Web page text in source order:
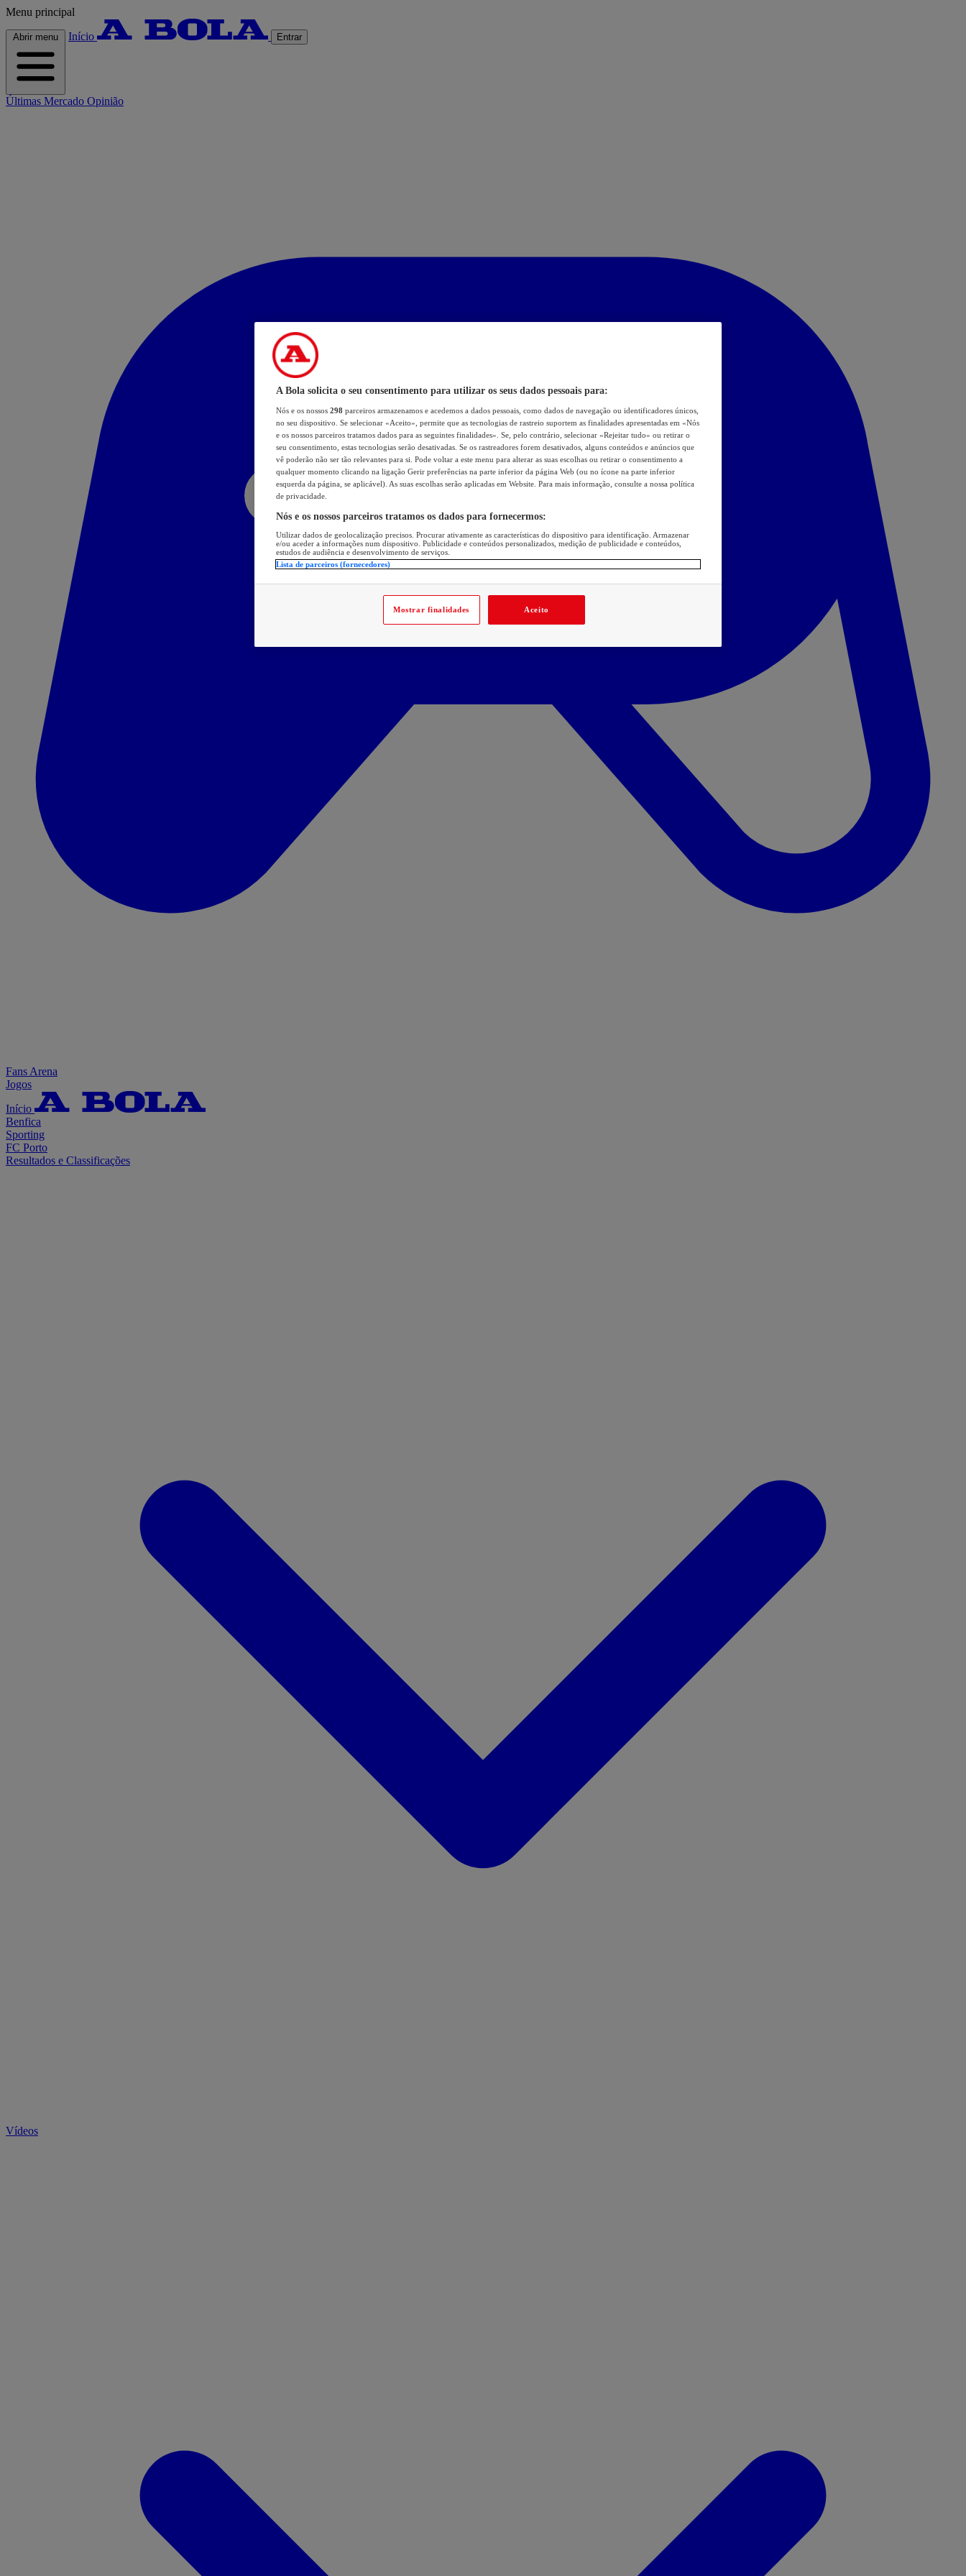
Menu principal
Abrir menu Início Entrar
Últimas Mercado Opinião
Fans Arena
Jogos
Início
Benfica
Sporting
FC Porto
Resultados e Classificações
Vídeos
A Bola solicita o seu consentimento para utilizar os seus dados pessoais para:
Nós e os nossos 298 parceiros armazenamos e acedemos a dados pessoais, como dados de navegação ou identificadores únicos,
no seu dispositivo. Se selecionar «Aceito», permite que as tecnologias de rastreio suportem as finalidades apresentadas em «Nós
e os nossos parceiros tratamos dados para as seguintes finalidades». Se, pelo contrário, selecionar «Rejeitar tudo» ou retirar o
seu consentimento, estas tecnologias serão desativadas. Se os rastreadores forem desativados, alguns conteúdos e anúncios que
vê poderão não ser tão relevantes para si. Pode voltar a este menu para alterar as suas escolhas ou retirar o consentimento a
qualquer momento clicando na ligação Gerir preferências na parte inferior da página Web (ou no ícone na parte inferior
esquerda da página, se aplicável). As suas escolhas serão aplicadas em Website. Para mais informação, consulte a nossa política
de privacidade.
Nós e os nossos parceiros tratamos os dados para fornecermos:
Utilizar dados de geolocalização precisos. Procurar ativamente as características do dispositivo para identificação. Armazenar
e/ou aceder a informações num dispositivo. Publicidade e conteúdos personalizados, medição de publicidade e conteúdos,
estudos de audiência e desenvolvimento de serviços.
Lista de parceiros (fornecedores)
Mostrar finalidades Aceito